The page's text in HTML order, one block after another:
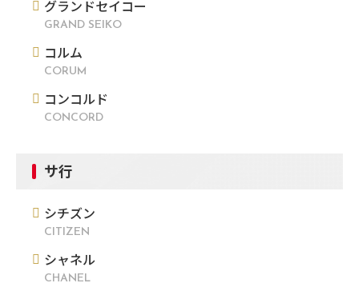
グランドセイコー
GRAND SEIKO
コルム
CORUM
コンコルド
CONCORD
サ行
シチズン
CITIZEN
シャネル
CHANEL